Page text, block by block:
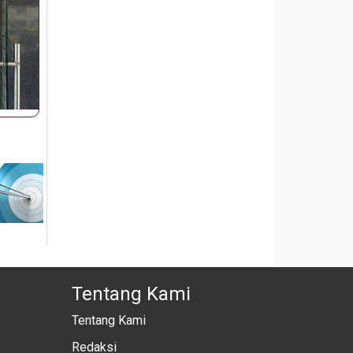
Tentang Kami
Tentang Kami
Redaksi